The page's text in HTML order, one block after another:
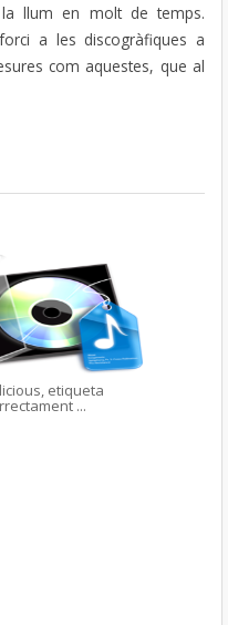
llum en molt de temps.
a les discogràfiques a
com aquestes, que al
etiqueta
...